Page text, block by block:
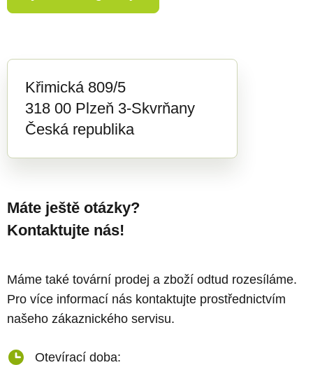
Křimická 809/5
318 00 Plzeň 3-Skvrňany
Česká republika
Máte ještě otázky?
Kontaktujte nás!
Máme také tovární prodej a zboží odtud rozesíláme.
Pro více informací nás kontaktujte prostřednictvím
našeho zákaznického servisu.
Otevírací doba: